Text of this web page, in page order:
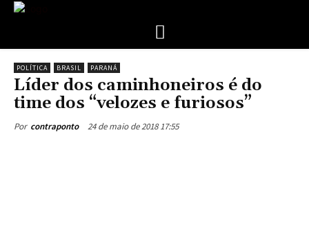
POLÍTICA BRASIL PARANÁ
Líder dos caminhoneiros é do
time dos “velozes e furiosos”
Por contraponto 24 de maio de 2018 17:55